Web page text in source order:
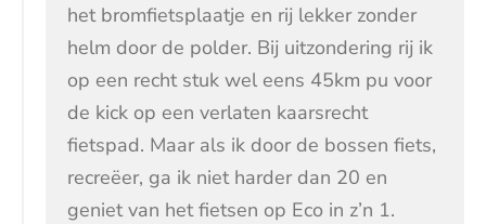
het bromfietsplaatje en rij lekker zonder
helm door de polder. Bij uitzondering rij ik
op een recht stuk wel eens 45km pu voor
de kick op een verlaten kaarsrecht
fietspad. Maar als ik door de bossen fiets,
recreëer, ga ik niet harder dan 20 en
geniet van het fietsen op Eco in z’n 1.